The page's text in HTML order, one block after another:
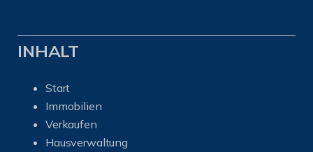
INHALT
Start
Immobilien
Verkaufen
Hausverwaltung